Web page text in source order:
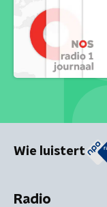
Wie luistert
Radio